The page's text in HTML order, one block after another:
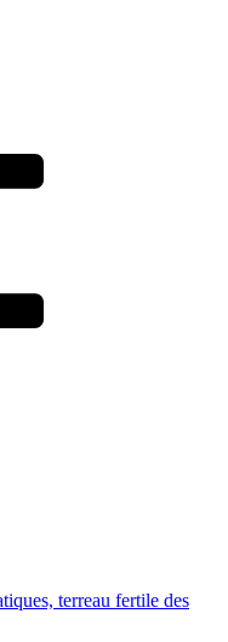
terreau fertile des